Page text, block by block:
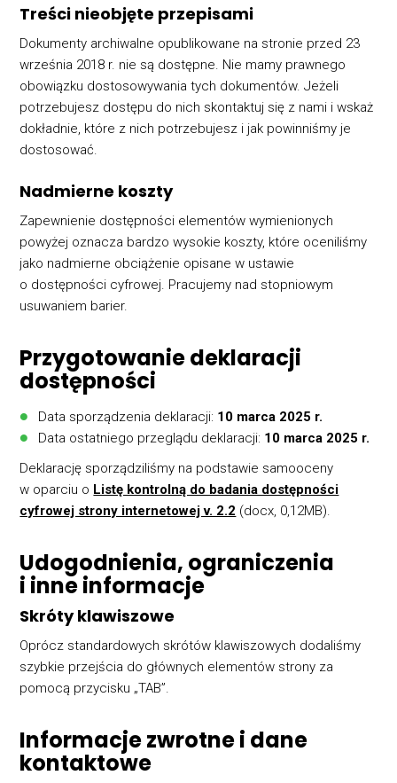
Treści nieobjęte przepisami
Dokumenty archiwalne opublikowane na stronie przed 23
września 2018 r. nie są dostępne. Nie mamy prawnego
obowiązku dostosowywania tych dokumentów. Jeżeli
potrzebujesz dostępu do nich skontaktuj się z nami i wskaż
dokładnie, które z nich potrzebujesz i jak powinniśmy je
dostosować.
Nadmierne koszty
Zapewnienie dostępności elementów wymienionych
powyżej oznacza bardzo wysokie koszty, które oceniliśmy
jako nadmierne obciążenie opisane w ustawie
o dostępności cyfrowej. Pracujemy nad stopniowym
usuwaniem barier.
Przygotowanie deklaracji
dostępności
Data sporządzenia deklaracji: 10 marca 2025 r.
Data ostatniego przeglądu deklaracji: 10 marca 2025 r.
Deklarację sporządziliśmy na podstawie samooceny
w oparciu o Listę kontrolną do badania dostępności
cyfrowej strony internetowej v. 2.2 (docx, 0,12MB).
Udogodnienia, ograniczenia
i inne informacje
Skróty klawiszowe
Oprócz standardowych skrótów klawiszowych dodaliśmy
szybkie przejścia do głównych elementów strony za
pomocą przycisku „TAB”.
Informacje zwrotne i dane
kontaktowe